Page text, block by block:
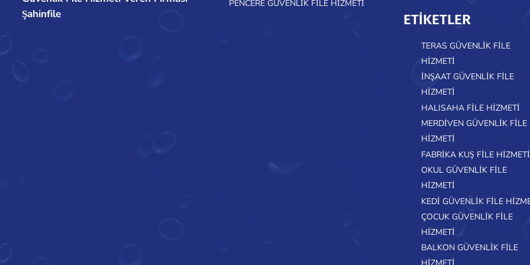
Şahinfile
PENCERE GÜVENLIK FILE HIZMETI
ETİKETLER
TERAS GÜVENLIK FILE
HIZMETI
İNŞAAT GÜVENLIK FILE
HIZMETI
HALISAHA FILE HIZMETI
MERDIVEN GÜVENLIK FILE
HIZMETI
FABRIKA KUŞ FILE HIZMETI
OKUL GÜVENLIK FILE
HIZMETI
KEDI GÜVENLIK FILE
ÇOCUK GÜVENLIK FILE
HIZMETI
BALKON GÜVENLIK FILE